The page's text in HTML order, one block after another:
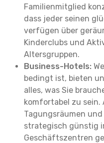
Familienmitglied
dass jeder seinen
verfügen über
Kinderclubs und
Altersgruppen.
Business-Hotels:
bedingt ist, bieten
alles, was Sie
komfortabel zu
Tagungsräumen
strategisch günstig
Geschäftszentren